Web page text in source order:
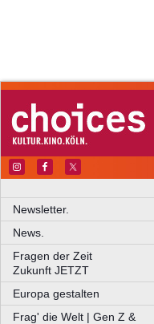
Newsletter.
News.
Fragen der Zeit
Zukunft JETZT
Europa gestalten
Frag' die Welt | Gen Z &